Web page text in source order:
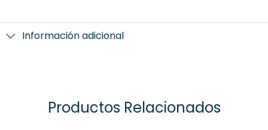
Información adicional
Productos Relacionados